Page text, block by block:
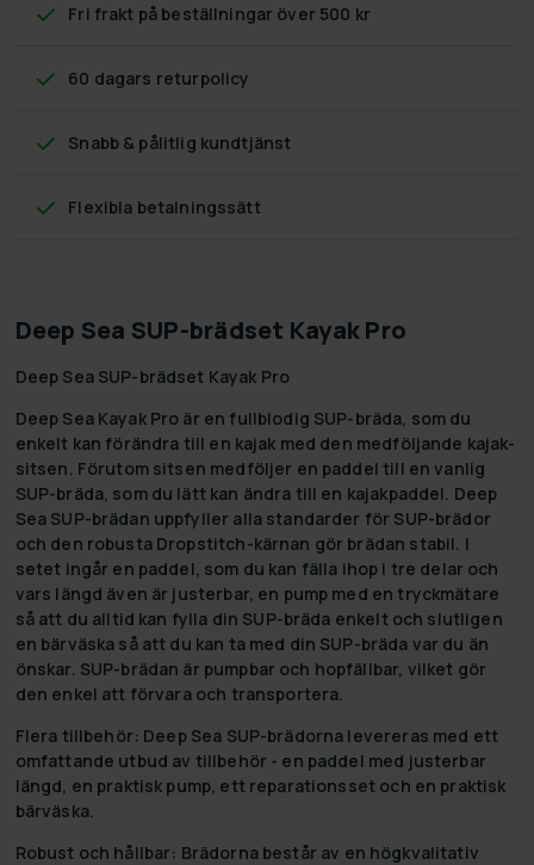
Fri frakt på beställningar över 500 kr
60 dagars returpolicy
Snabb & pålitlig kundtjänst
Flexibla betalningssätt
Deep Sea SUP-brädset Kayak Pro
Deep Sea SUP-brädset Kayak Pro
Deep Sea Kayak Pro är en fullblodig SUP-bräda, som du
enkelt kan förändra till en kajak med den medföljande kajak-
sitsen. Förutom sitsen medföljer en paddel till en vanlig
SUP-bräda, som du lätt kan ändra till en kajakpaddel. Deep
Sea SUP-brädan uppfyller alla standarder för SUP-brädor
och den robusta Dropstitch-kärnan gör brädan stabil. I
setet ingår en paddel, som du kan fälla ihop i tre delar och
vars längd även är justerbar, en pump med en tryckmätare
så att du alltid kan fylla din SUP-bräda enkelt och slutligen
en bärväska så att du kan ta med din SUP-bräda var du än
önskar. SUP-brädan är pumpbar och hopfällbar, vilket gör
den enkel att förvara och transportera.
Flera tillbehör: Deep Sea SUP-brädorna levereras med ett
omfattande utbud av tillbehör - en paddel med justerbar
längd, en praktisk pump, ett reparationsset och en praktisk
bärväska.
Robust och hållbar: Brädorna består av en högkvalitativ